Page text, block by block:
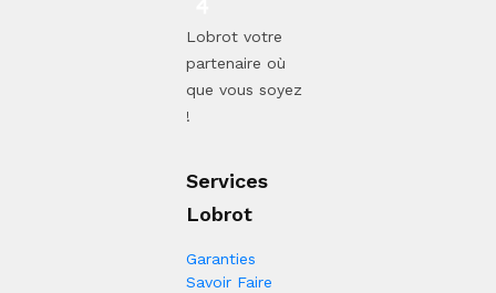
Lobrot votre
partenaire où
que vous soyez
!
Services
Lobrot
Garanties
Savoir Faire